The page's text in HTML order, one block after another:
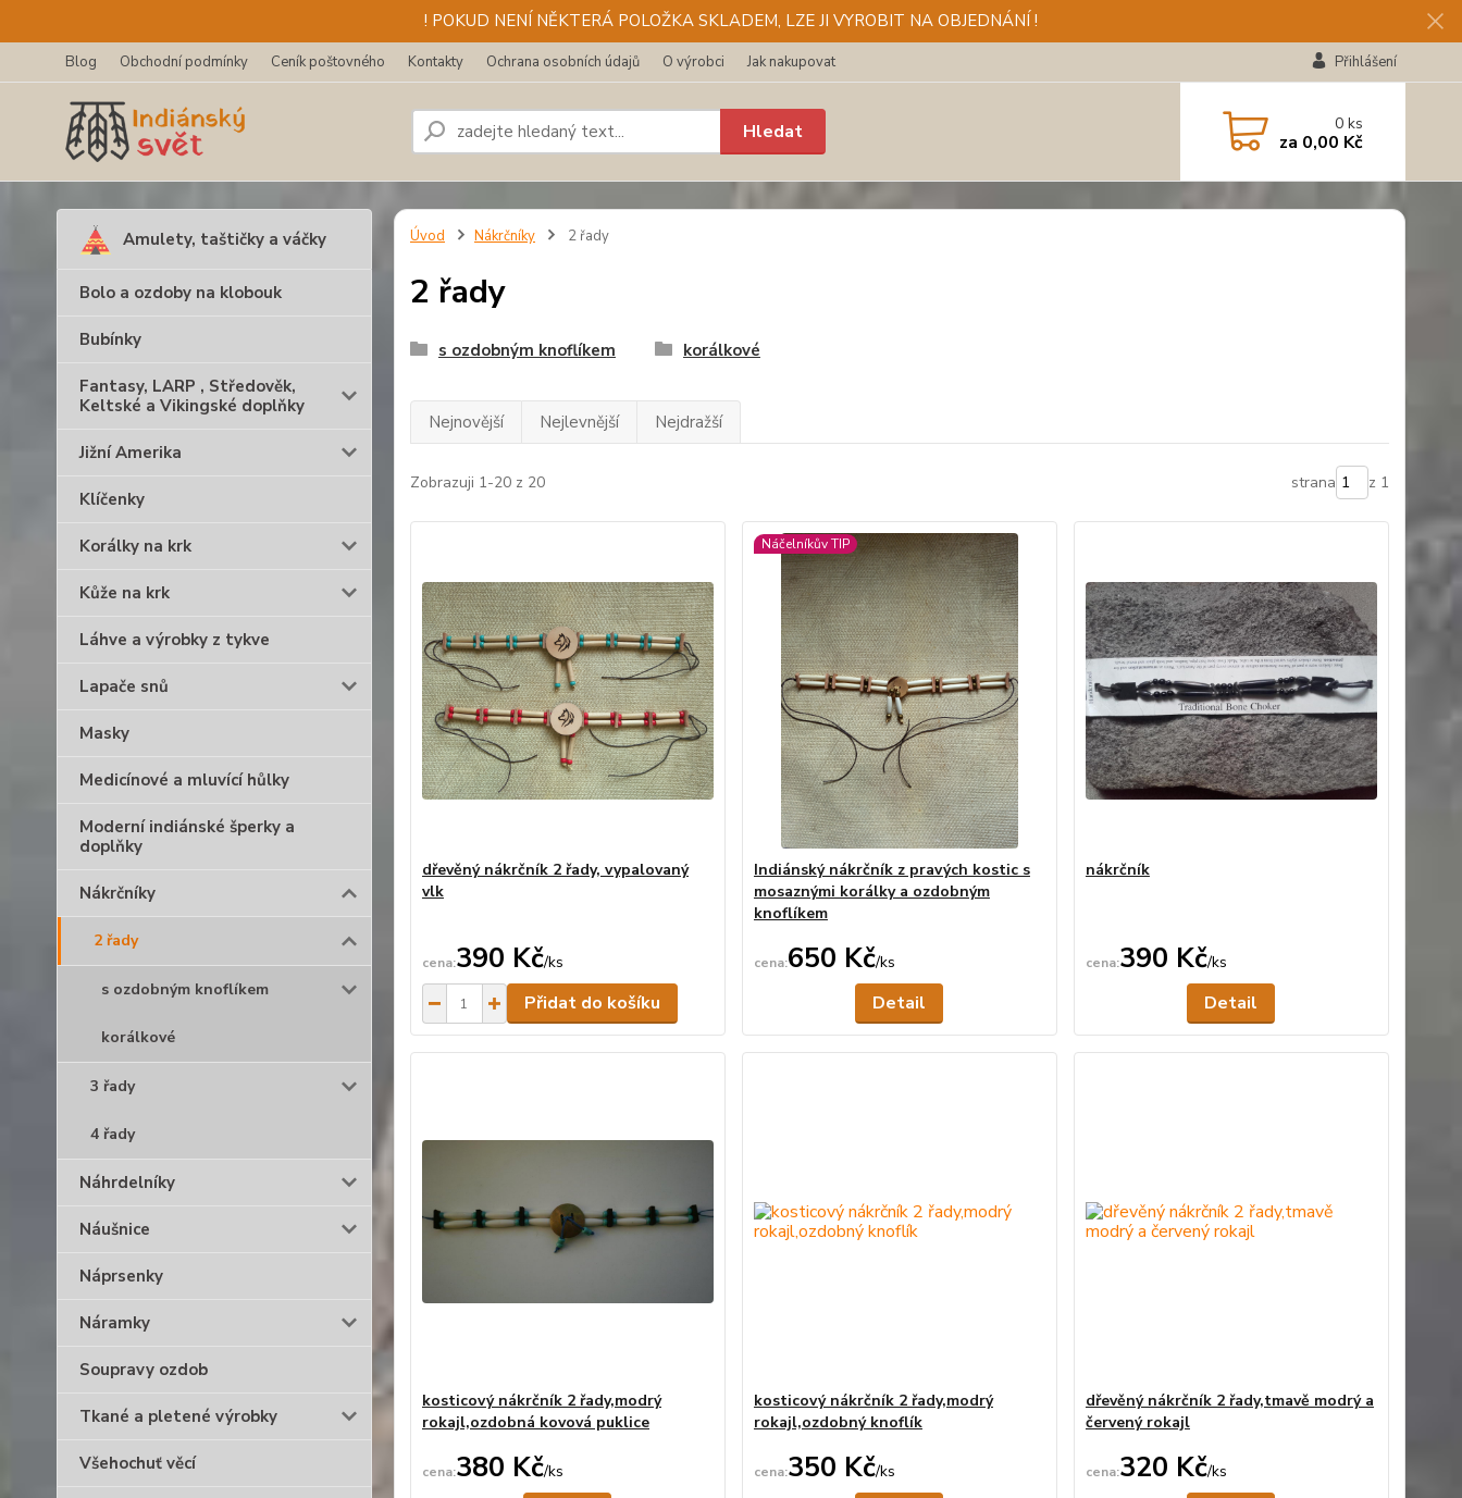
! POKUD NENÍ NĚKTERÁ POLOŽKA SKLADEM, LZE JI VYROBIT NA OBJEDNÁNÍ !
Blog Obchodní podmínky Ceník poštovného Kontakty Ochrana osobních údajů O výrobci Jak nakupovat Přihlášení
Hledat 0ks
za 0,00 Kč
Amulety, taštičky a váčky
Bolo a ozdoby na klobouk
Bubínky
Fantasy, LARP , Středověk,
Keltské a Vikingské doplňky
Jižní Amerika
Klíčenky
Korálky na krk
Kůže na krk
Láhve a výrobky z tykve
Lapače snů
Masky
Medicínové a mluvící hůlky
Moderní indiánské šperky a
doplňky
Nákrčníky
2 řady
s ozdobným knoflíkem
korálkové
3 řady
4 řady
Náhrdelníky
Náušnice
Náprsenky
Náramky
Soupravy ozdob
Tkané a pletené výrobky
Všehochuť věcí
Úvod Nákrčníky 2 řady
2 řady
s ozdobným knoflíkem korálkové
Nejnovější Nejlevnější Nejdražší
Zobrazuji 1-20 z 20 strana z 1
dřevěný nákrčník 2 řady, vypalovaný
vlk
390 Kč/ks
Přidat do košíku
Náčelníkův TIP
Indiánský nákrčník z pravých kostic s
mosaznými korálky a ozdobným
knoflíkem
650 Kč/ks
Detail
nákrčník
390 Kč/ks
Detail
kosticový nákrčník 2 řady,modrý
rokajl,ozdobná kovová puklice
380 Kč/ks
kosticový nákrčník 2 řady,modrý
rokajl,ozdobný knoflík
350 Kč/ks
dřevěný nákrčník 2 řady,tmavě modrý a
červený rokajl
320 Kč/ks